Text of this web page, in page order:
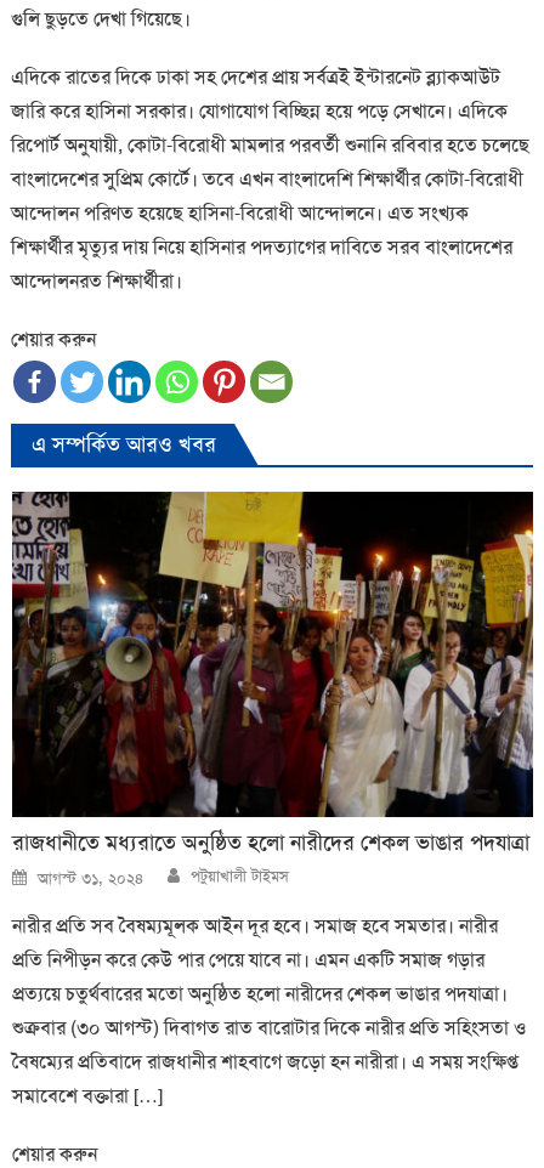
গুলি ছুড়তে দেখা গিয়েছে।
এদিকে রাতের দিকে ঢাকা সহ দেশের প্রায় সর্বত্রই ইন্টারনেট ব্ল্যাকআউট
জারি করে হাসিনা সরকার। যোগাযোগ বিচ্ছিন্ন হয়ে পড়ে সেখানে। এদিকে
রিপোর্ট অনুযায়ী, কোটা-বিরোধী মামলার পরবর্তী শুনানি রবিবার হতে চলেছে
বাংলাদেশের সুপ্রিম কোর্টে। তবে এখন বাংলাদেশি শিক্ষার্থীর কোটা-বিরোধী
আন্দোলন পরিণত হয়েছে হাসিনা-বিরোধী আন্দোলনে। এত সংখ্যক
শিক্ষার্থীর মৃত্যুর দায় নিয়ে হাসিনার পদত্যাগের দাবিতে সরব বাংলাদেশের
আন্দোলনরত শিক্ষার্থীরা।
শেয়ার করুন
এ সম্পর্কিত আরও খবর
রাজধানীতে মধ্যরাতে অনুষ্ঠিত হলো নারীদের শেকল ভাঙার পদযাত্রা
Posted
on
আগস্ট ৩১, ২০২৪ Author
পটুয়াখালী টাইমস
নারীর প্রতি সব বৈষম্যমূলক আইন দূর হবে। সমাজ হবে সমতার। নারীর
প্রতি নিপীড়ন করে কেউ পার পেয়ে যাবে না। এমন একটি সমাজ গড়ার
প্রত্যয়ে চতুর্থবারের মতো অনুষ্ঠিত হলো নারীদের শেকল ভাঙার পদযাত্রা।
শুক্রবার (৩০ আগস্ট) দিবাগত রাত বারোটার দিকে নারীর প্রতি সহিংসতা ও
বৈষম্যের প্রতিবাদে রাজধানীর শাহবাগে জড়ো হন নারীরা। এ সময় সংক্ষিপ্ত
সমাবেশে বক্তারা […]
শেয়ার করুন